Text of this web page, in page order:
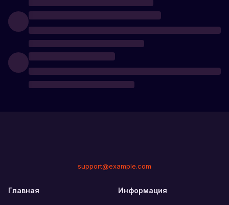
support@example.com
Главная Информация